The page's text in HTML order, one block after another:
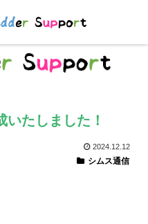
いたしました！
2024.12.12
シムス通信